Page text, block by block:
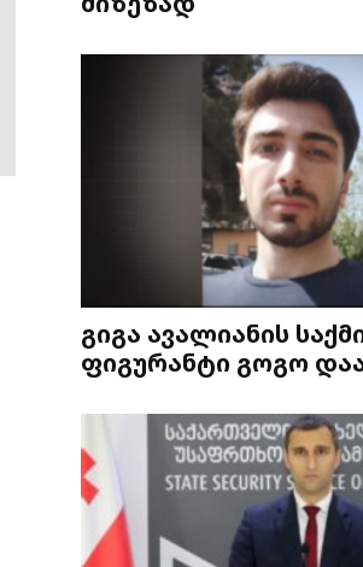
გიგა ავალიანის
ფიგურანტი გოგო